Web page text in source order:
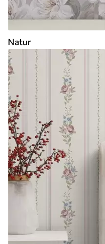
Natur